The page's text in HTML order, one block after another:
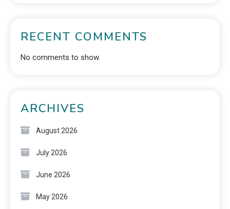
RECENT COMMENTS
No comments to show.
ARCHIVES
August 2026
July 2026
June 2026
May 2026